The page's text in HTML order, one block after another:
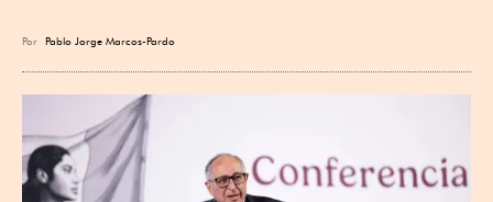
Por Pablo Jorge Marcos-Pardo